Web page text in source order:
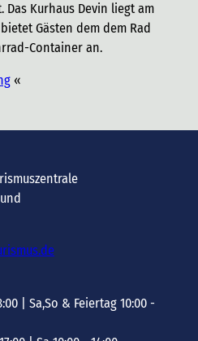
Kurhaus Devin liegt am
Gästen dem dem Rad
Container an.
«
| Sa,So & Feiertag 10:00 -